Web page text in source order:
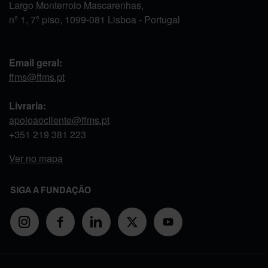
Largo Monterroio Mascarenhas,
nº 1, 7º piso, 1099-081 Lisboa - Portugal
Email geral:
ffms@ffms.pt
Livraria:
apoioaocliente@ffms.pt
+351 219 381 223
Ver no mapa
SIGA A FUNDAÇÃO